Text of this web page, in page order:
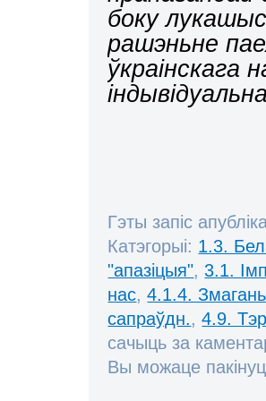
боку
рашэньне
ўкраінскага
Гэты запіс
Катэгорыі: 1.3.
"апазіцыя", 3.1.
нас,4.1.4.
сапраўдн.,4.9.
сачыць за
Вы можаце